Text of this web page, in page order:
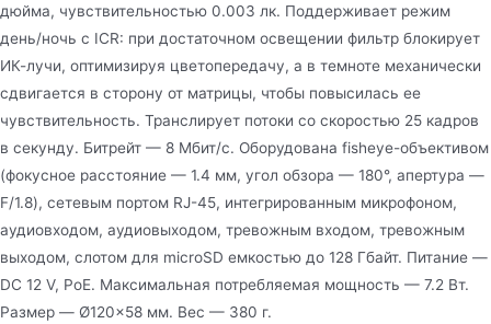
дюйма, чувствительностью 0.003 лк. Поддерживает режим
день/ночь с ICR: при достаточном освещении фильтр блокирует
ИК-лучи, оптимизируя цветопередачу, а в темноте механически
сдвигается в сторону от матрицы, чтобы повысилась ее
чувствительность. Транслирует потоки со скоростью 25 кадров
в секунду. Битрейт — 8 Мбит/с. Оборудована fisheye-объективом
(фокусное расстояние — 1.4 мм, угол обзора — 180°, апертура —
F/1.8), сетевым портом RJ-45, интегрированным микрофоном,
аудиовходом, аудиовыходом, тревожным входом, тревожным
выходом, слотом для microSD емкостью до 128 Гбайт. Питание —
DC 12 V, PoE. Максимальная потребляемая мощность — 7.2 Вт.
Размер — Ø120×58 мм. Вес — 380 г.